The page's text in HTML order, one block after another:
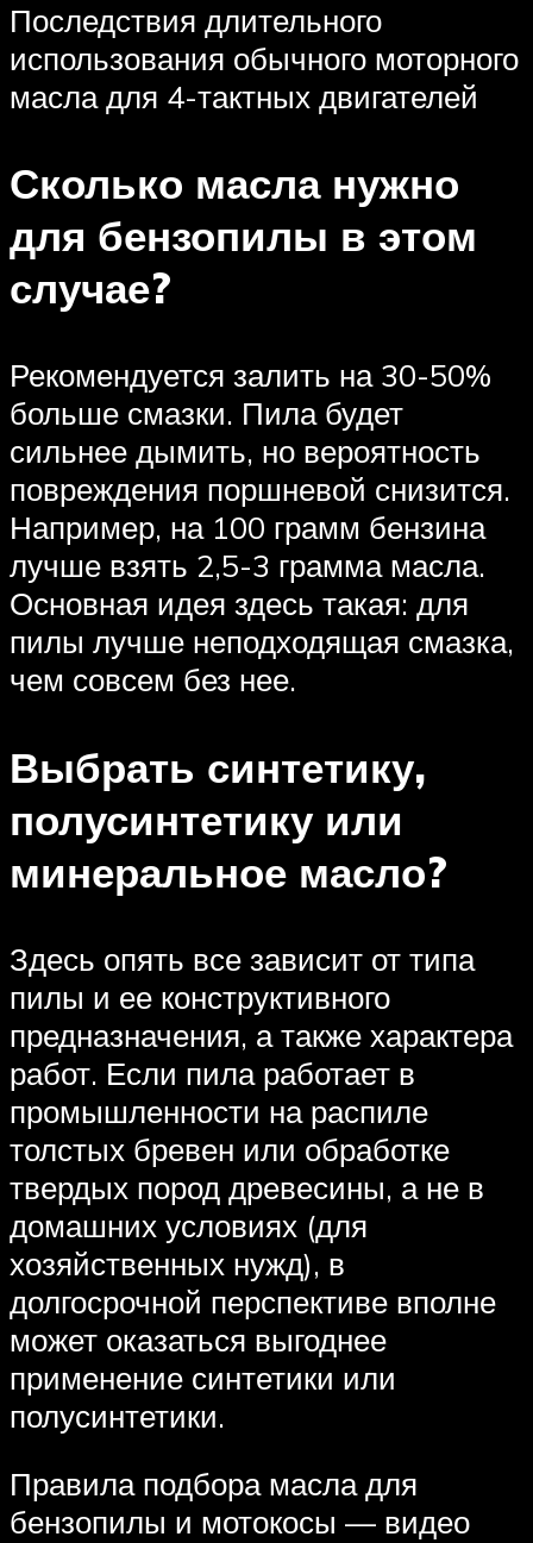
Последствия длительного
использования обычного моторного
масла для 4-тактных двигателей
Сколько масла нужно
для бензопилы в этом
случае?
Рекомендуется залить на 30-50%
больше смазки. Пила будет
сильнее дымить, но вероятность
повреждения поршневой снизится.
Например, на 100 грамм бензина
лучше взять 2,5-3 грамма масла.
Основная идея здесь такая: для
пилы лучше неподходящая смазка,
чем совсем без нее.
Выбрать синтетику,
полусинтетику или
минеральное масло?
Здесь опять все зависит от типа
пилы и ее конструктивного
предназначения, а также характера
работ. Если пила работает в
промышленности на распиле
толстых бревен или обработке
твердых пород древесины, а не в
домашних условиях (для
хозяйственных нужд), в
долгосрочной перспективе вполне
может оказаться выгоднее
применение синтетики или
полусинтетики.
Правила подбора масла для
бензопилы и мотокосы — видео